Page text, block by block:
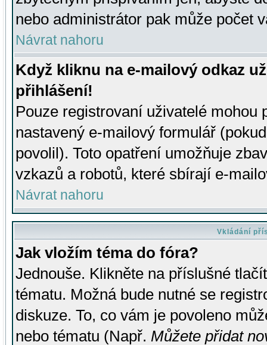
nebo administrátor pak může počet
Návrat nahoru
Když kliknu na e-mailový odkaz
přihlášení!
Pouze registrovaní uživatelé mohou
nastavený e-mailový formulář
povolil). Toto opatření umožňuje
vzkazů a robotů, které sbírají e-
Návrat nahoru
Vkládání
Jak vložím téma do fóra?
Jednouše. Klikněte na příslušné
tématu. Možná bude nutné se
diskuze. To, co vám je povoleno
nebo tématu (Např. Můžete přidat